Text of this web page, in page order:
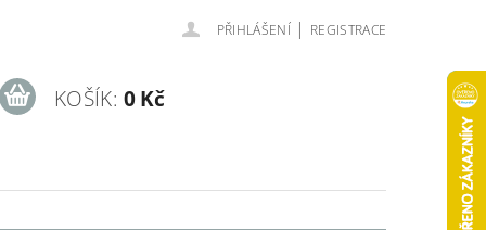
PŘIHLÁŠENÍ | REGISTRACE
KOŠÍK: 0 Kč